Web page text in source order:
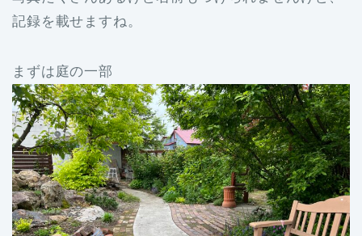
記録を載せますね。
まずは庭の一部